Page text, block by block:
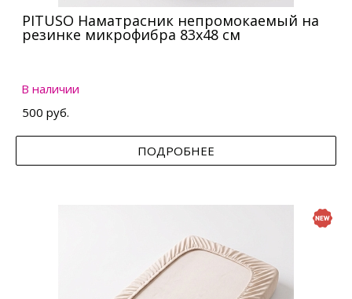
PITUSO Наматрасник непромокаемый на
резинке микрофибра 83х48 см
В наличии
500 руб.
ПОДРОБНЕЕ